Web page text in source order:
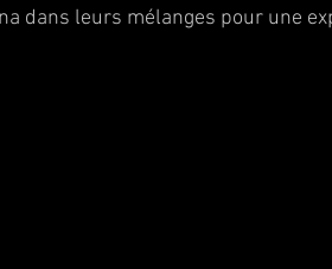
dans leurs mélanges pour une